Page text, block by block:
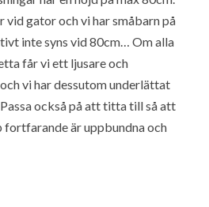
vid gator och vi har småbarn på
inte syns vid 80cm… Om alla
får vi ett ljusare och
vi har dessutom underlättat
också på att titta till så att
fortfarande är uppbundna och